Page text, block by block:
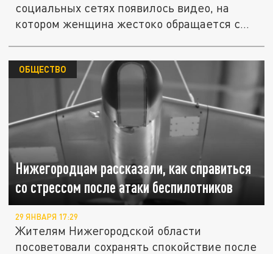
социальных сетях появилось видео, на
котором женщина жестоко обращается с...
Нижегородцам рассказали, как справиться
со стрессом после атаки беспилотников
ОБЩЕСТВО
29 ЯНВАРЯ 17:29
Жителям Нижегородской области
посоветовали сохранять спокойствие после